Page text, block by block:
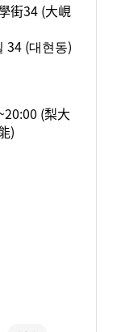
街34 (大峴
34 (대현동)
(梨大
)